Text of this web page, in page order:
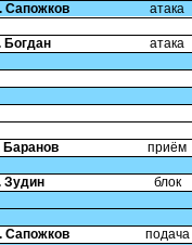
Сапожков атака
Богдан атака
Баранов приём
Зудин блок
Сапожков подача